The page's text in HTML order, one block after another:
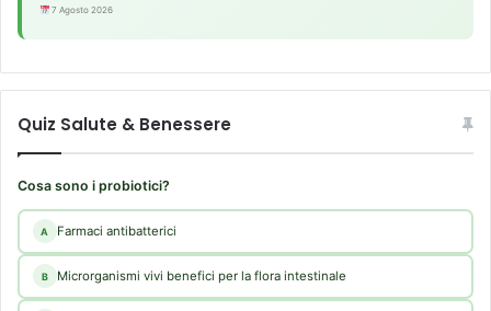
7 Agosto 2026
Quiz Salute & Benessere
Cosa sono i probiotici?
A Farmaci antibatterici
B Microrganismi vivi benefici per la flora intestinale